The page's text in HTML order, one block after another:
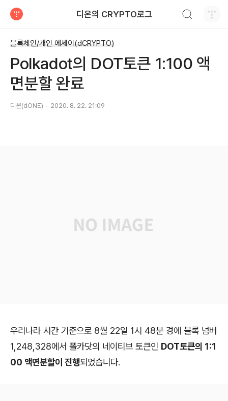
디온의 CRYPTO로그
블록체인/개인 에세이(dCRYPTO)
Polkadot의 DOT토큰 1:100 액
면분할 완료
디온(dONΞ) 2020. 8. 22. 21:09
우리나라 시간 기준으로 8월 22일 1시 48분 경에 블록 넘버
1,248,328에서 폴카닷의 네이티브 토큰인 DOT토큰의 1:1
00 액면분할이 진행되었습니다.